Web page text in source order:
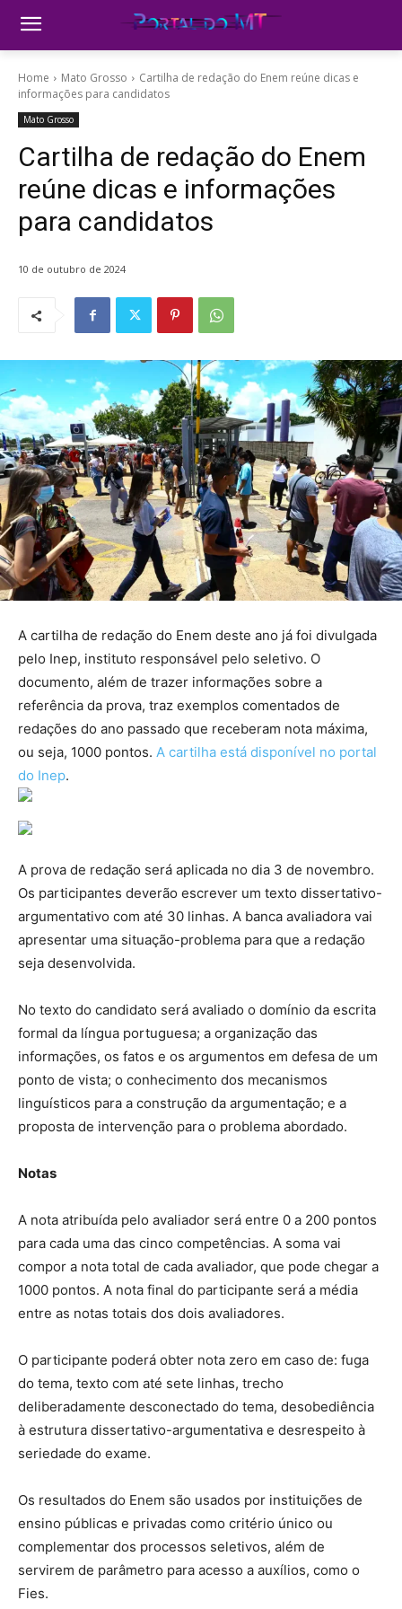
Home Mato Grosso
Cartilha de redação do Enem reúne dicas e
informações para candidatos
Mato Grosso
Cartilha de redação do Enem
reúne dicas e informações
para candidatos
10 de outubro de 2024
A cartilha de redação do Enem deste ano já foi divulgada
pelo Inep, instituto responsável pelo seletivo. O
documento, além de trazer informações sobre a
referência da prova, traz exemplos comentados de
redações do ano passado que receberam nota máxima,
ou seja, 1000 pontos. A cartilha está disponível no portal
do Inep.
A prova de redação será aplicada no dia 3 de novembro.
Os participantes deverão escrever um texto dissertativo-
argumentativo com até 30 linhas. A banca avaliadora vai
apresentar uma situação-problema para que a redação
seja desenvolvida.
No texto do candidato será avaliado o domínio da escrita
formal da língua portuguesa; a organização das
informações, os fatos e os argumentos em defesa de um
ponto de vista; o conhecimento dos mecanismos
linguísticos para a construção da argumentação; e a
proposta de intervenção para o problema abordado.
Notas
A nota atribuída pelo avaliador será entre 0 a 200 pontos
para cada uma das cinco competências. A soma vai
compor a nota total de cada avaliador, que pode chegar a
1000 pontos. A nota final do participante será a média
entre as notas totais dos dois avaliadores.
O participante poderá obter nota zero em caso de: fuga
do tema, texto com até sete linhas, trecho
deliberadamente desconectado do tema, desobediência
à estrutura dissertativo-argumentativa e desrespeito à
seriedade do exame.
Os resultados do Enem são usados por instituições de
ensino públicas e privadas como critério único ou
complementar dos processos seletivos, além de
servirem de parâmetro para acesso a auxílios, como o
Fies.